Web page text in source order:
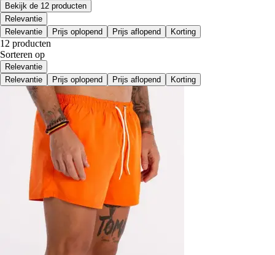
Bekijk de 12 producten
Relevantie
Relevantie
Prijs oplopend Prijs aflopend Korting
12 producten
Sorteren op
Relevantie
Relevantie
Prijs oplopend Prijs aflopend Korting